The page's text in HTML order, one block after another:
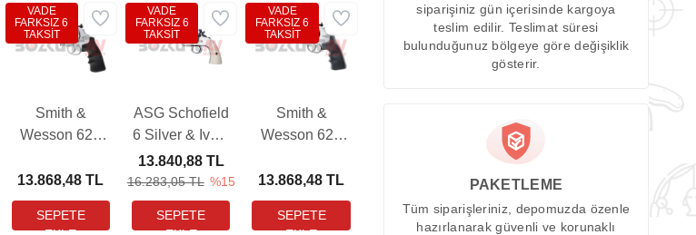
Smith &
Wesson 629
Silver Havalı
Tabanca
(Pellet)
13.868,48 TL
VADE
FARKSIZ 6
TAKSİT
ASG Schofield
6 Silver & Ivory
Grip Havalı
Tabanca
(Pellet)
16.283,05 TL %15
13.840,88 TL
VADE
FARKSIZ 6
TAKSİT
Smith &
Wesson 629
Steel Finish
Havalı
Tabanca
13.868,48 TL
VADE
FARKSIZ 6
TAKSİT
siparişiniz gün içerisinde kargoya
teslim edilir. Teslimat süresi
bulunduğunuz bölgeye göre değişiklik
gösterir.
PAKETLEME
Tüm siparişleriniz, depomuzda özenle
hazırlanarak güvenli ve korunaklı